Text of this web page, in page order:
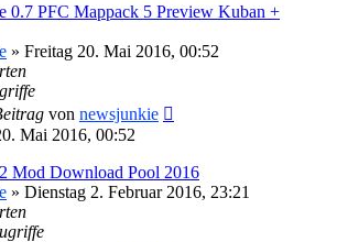
0.7 PFC Mappack 5 Preview Kuban +
» Freitag 20. Mai 2016, 00:52
von newsjunkie
Mai 2016, 00:52
Mod Download Pool 2016
» Dienstag 2. Februar 2016, 23:21